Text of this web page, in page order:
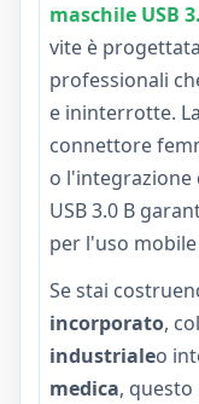
maschile USB
vite è
professionali
e ininterrotte.
connettore
o
USB 3.0 B
per l'uso
Se stai
incorporato,
industrialeo
medica, questo